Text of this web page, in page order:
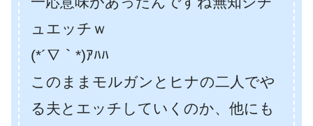
ュエッチｗ
(*´∇｀*)ｱﾊﾊ
このままモルガンとヒナの二人でや
る夫とエッチしていくのか、他にも